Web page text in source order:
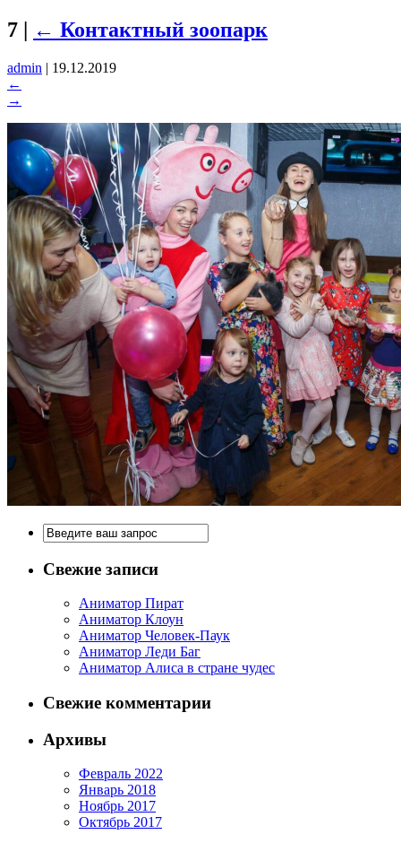
7 | ← Контактный зоопарк
admin | 19.12.2019
←
→
Свежие записи
Аниматор Пират
Аниматор Клоун
Аниматор Человек-Паук
Аниматор Леди Баг
Аниматор Алиса в стране чудес
Свежие комментарии
Архивы
Февраль 2022
Январь 2018
Ноябрь 2017
Октябрь 2017